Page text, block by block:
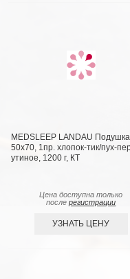
MEDSLEEP LANDAU Подушка
50х70, 1пр. хлопок-тик/пух-
утиное, 1200 г, КТ
Цена доступна только
послерегистрации
УЗНАТЬ ЦЕНУ